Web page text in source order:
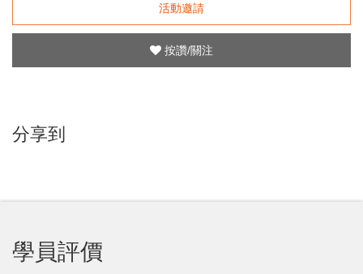
活動邀請
按讚/關注
分享到
學員評價